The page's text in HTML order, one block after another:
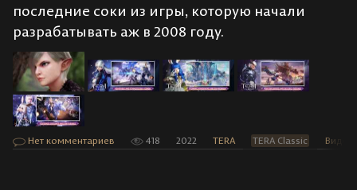
последние соки из игры, которую начали
разрабатывать аж в 2008 году.
Нет комментариев 418 2022 TERA TERA Classic Видео